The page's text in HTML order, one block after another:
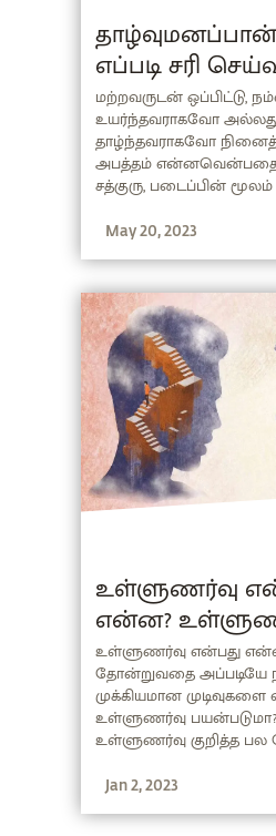
எப்படி சரி
(Inferiority
மற்றவருடன் ஒப்பிட்டு,
உயர்ந்தவராகவோ
தாழ்ந்தவராகவோ
அபத்தம் என்னவென்பதை
சத்குரு, படைப்பின்
புரியவைக்கிறார்.
May 20, 2023
உள்ளுணர்வு
என்ன?
எப்படி
(Intuition
உள்ளுணர்வு என்பது
தோன்றுவதை அப்படியே
முக்கியமான முடிவுகளை
உள்ளுணர்வு பயன்படுமா?
உள்ளுணர்வு குறித்த பல
உள்ளுணர்வைக்
வரையறுப்பதுடன்,
Jan 2, 2023